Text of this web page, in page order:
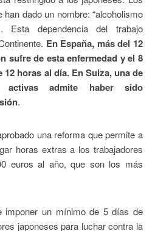
dado un nombre: “alcoholismo
Esta dependencia del trabajo
En España, más del 12
sufre de esta enfermedad y el 8
horas al día. En Suiza, una de
activas admite haber sido
.
una reforma que permite a
horas extras a los trabajadores
euros al año, que son los más
imponer un mínimo de 5 días de
japoneses para luchar contra la